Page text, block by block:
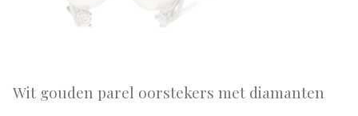
Wit gouden parel oorstekers met diamanten